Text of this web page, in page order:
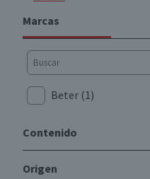
Marcas
Beter (1)
Contenido
1 unidad
Origen